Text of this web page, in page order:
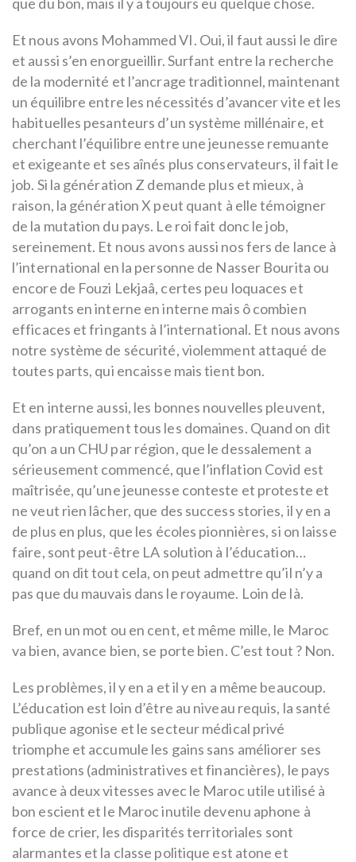
Et nous avons Mohammed VI. Oui, il faut aussi le dire
et aussi s’en enorgueillir. Surfant entre la recherche
de la modernité et l’ancrage traditionnel, maintenant
un équilibre entre les nécessités d’avancer vite et les
habituelles pesanteurs d’un système millénaire, et
cherchant l’équilibre entre une jeunesse remuante
et exigeante et ses aînés plus conservateurs, il fait le
job. Si la génération Z demande plus et mieux, à
raison, la génération X peut quant à elle témoigner
de la mutation du pays. Le roi fait donc le job,
sereinement. Et nous avons aussi nos fers de lance à
l’international en la personne de Nasser Bourita ou
encore de Fouzi Lekjaâ, certes peu loquaces et
arrogants en interne en interne mais ô combien
efficaces et fringants à l’international. Et nous avons
notre système de sécurité, violemment attaqué de
toutes parts, qui encaisse mais tient bon.
Et en interne aussi, les bonnes nouvelles pleuvent,
dans pratiquement tous les domaines. Quand on dit
qu’on a un CHU par région, que le dessalement a
sérieusement commencé, que l’inflation Covid est
maîtrisée, qu’une jeunesse conteste et proteste et
ne veut rien lâcher, que des success stories, il y en a
de plus en plus, que les écoles pionnières, si on laisse
faire, sont peut-être LA solution à l’éducation…
quand on dit tout cela, on peut admettre qu’il n’y a
pas que du mauvais dans le royaume. Loin de là.
Bref, en un mot ou en cent, et même mille, le Maroc
va bien, avance bien, se porte bien. C’est tout ? Non.
Les problèmes, il y en a et il y en a même beaucoup.
L’éducation est loin d’être au niveau requis, la santé
publique agonise et le secteur médical privé
triomphe et accumule les gains sans améliorer ses
prestations (administratives et financières), le pays
avance à deux vitesses avec le Maroc utile utilisé à
bon escient et le Maroc inutile devenu aphone à
force de crier, les disparités territoriales sont
alarmantes et la classe politique est atone et